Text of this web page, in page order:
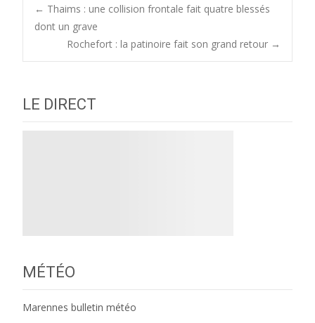
Post
navigation
← Thaims : une collision frontale fait quatre blessés
dont un grave
Rochefort : la patinoire fait son grand retour →
LE DIRECT
MÉTÉO
Marennes bulletin météo